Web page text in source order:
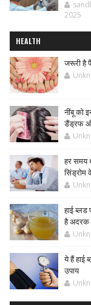
2025
HEALTH
जरूरी है
नींबू को
डैंड्रफ
हर समय
हाई
है अदरक
ये हैं
उपाय